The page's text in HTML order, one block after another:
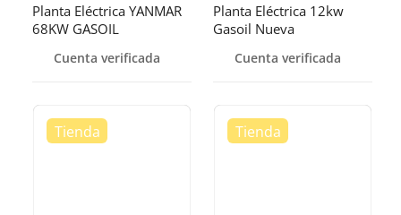
Planta Eléctrica YANMAR
68KW GASOIL
Cuenta verificada
Planta Eléctrica 12kw
Gasoil Nueva
Cuenta verificada